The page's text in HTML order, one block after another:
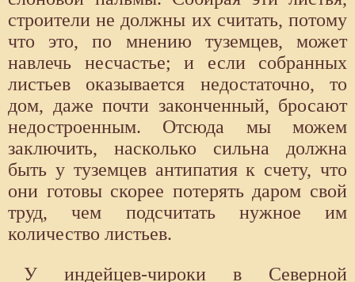
строители не должны их считать, потому
что это, по мнению туземцев, может
навлечь несчастье; и если собранных
листьев оказывается недостаточно, то
дом, даже почти законченный, бросают
недостроенным. Отсюда мы можем
заключить, насколько сильна должна
быть у туземцев антипатия к счету, что
они готовы скорее потерять даром свой
труд, чем подсчитать нужное им
количество листьев.
У индейцев-чироки в Северной